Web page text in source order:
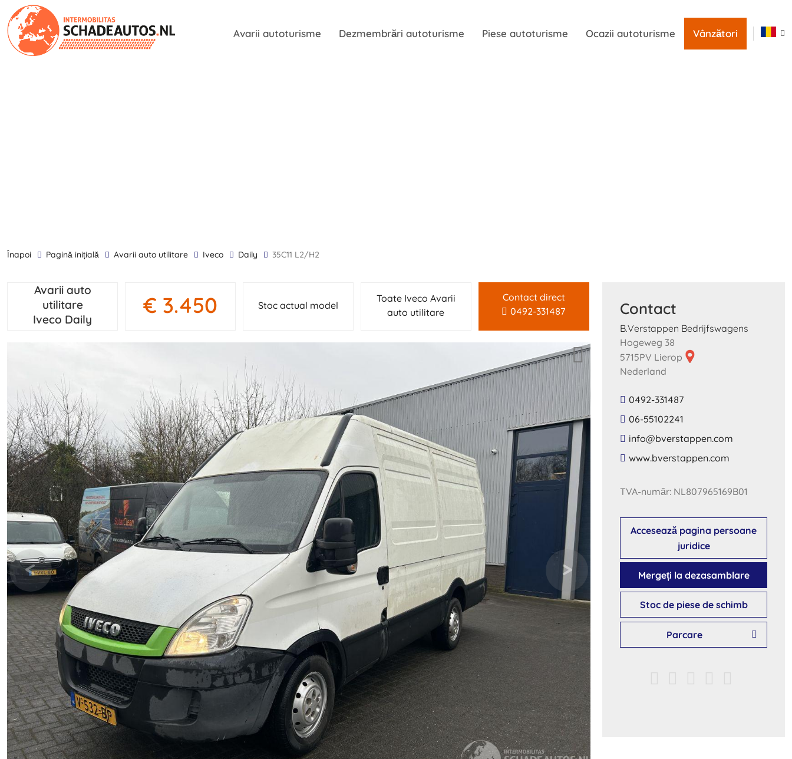
Avarii autoturisme Dezmembrări autoturisme Piese autoturisme Ocazii autoturisme Vânzători
înapoi Pagină inițială Avarii auto utilitare Iveco Daily 35C11 L2/H2
Avarii auto
utilitare
Iveco Daily
€ 3.450 Stoc actual model
Toate Iveco Avarii
auto utilitare
Contact direct
0492-331487
Contact
B.Verstappen Bedrijfswagens
Hogeweg 38
5715PV Lierop
Nederland
0492-331487
06-55102241
​info​@​bverstappen​.​com​
​www​.​bverstappen​.​com​
TVA-număr: NL807965169B01
Accesează pagina persoane
juridice
Mergeți la dezasamblare
Stoc de piese de schimb
Parcare